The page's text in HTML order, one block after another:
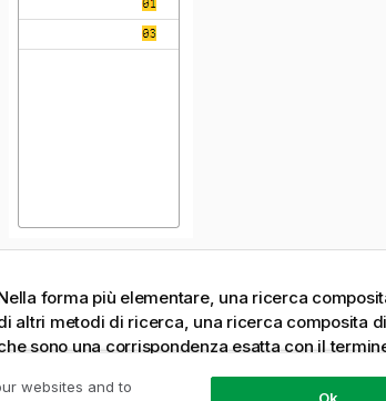
forma più elementare, una ricerca
altri metodi di ricerca, una ricerca composita
sono una corrispondenza esatta con il
websites and to